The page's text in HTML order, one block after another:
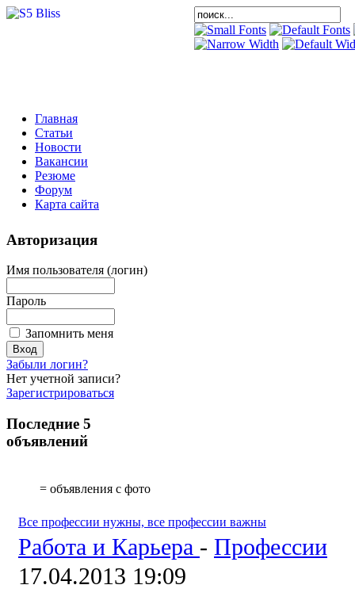
Главная
Статьи
Новости
Вакансии
Резюме
Форум
Карта сайта
Авторизация
Имя пользователя (логин)
Пароль
Запомнить меня
Забыли логин?
Нет учетной записи?
Зарегистрироваться
Последние 5
объявлений
= объявления с фото
Все профессии нужны, все профессии важны
Работа и Карьера - Профессии
17.04.2013 19:09